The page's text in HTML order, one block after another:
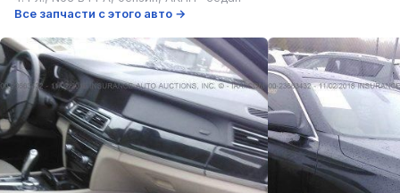
Все запчасти с этого авто →